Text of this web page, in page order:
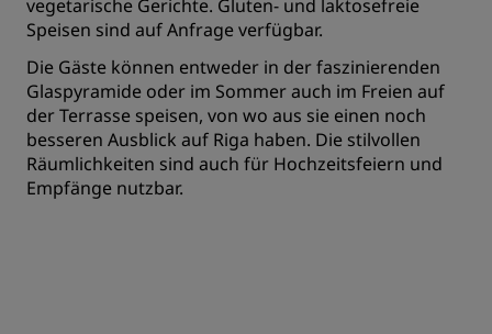
vegetarische Gerichte. Gluten- und laktosefreie
Speisen sind auf Anfrage verfügbar.
Die Gäste können entweder in der faszinierenden
Glaspyramide oder im Sommer auch im Freien auf
der Terrasse speisen, von wo aus sie einen noch
besseren Ausblick auf Riga haben. Die stilvollen
Räumlichkeiten sind auch für Hochzeitsfeiern und
Empfänge nutzbar.